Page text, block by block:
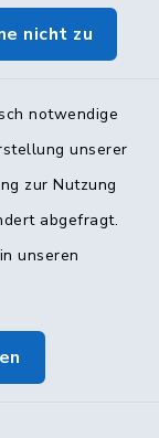
nicht zu
notwendige
unserer
zur Nutzung
abgefragt.
unseren